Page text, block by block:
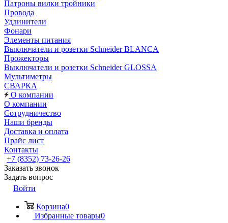
Патроны вилки тройники
Провода
Удлинители
Фонари
Элементы питания
Выключатели и розетки Schneider BLANCA
Прожекторы
Выключатели и розетки Schneider GLOSSA
Мультиметры
СВАРКА
О компании
О компании
Сотрудничество
Наши бренды
Доставка и оплата
Прайс лист
Контакты
+7 (8352) 73-26-26
Заказать звонок
Задать вопрос
Войти
Корзина0
Избранные товары0